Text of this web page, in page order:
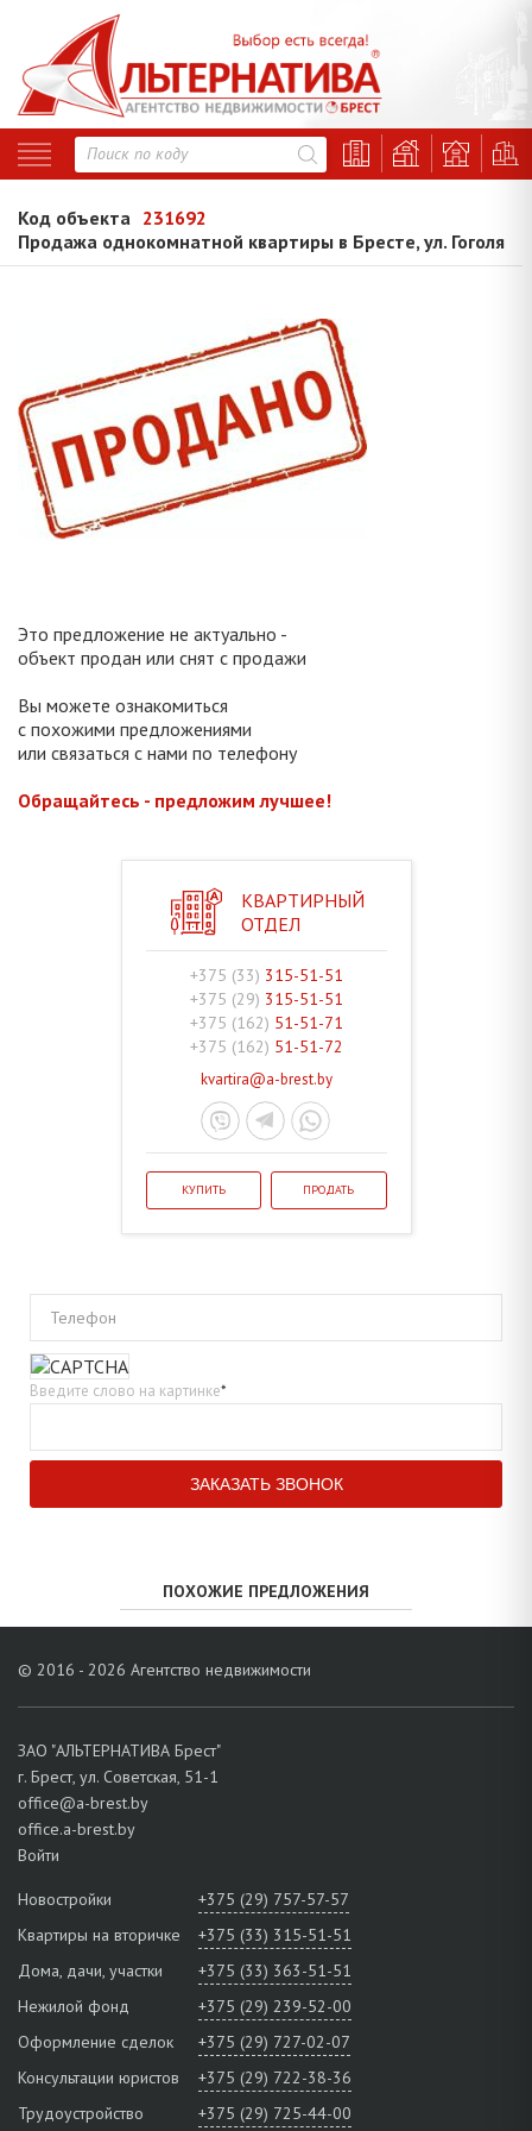
Код объекта 231692
Продажа однокомнатной квартиры в Бресте, ул. Гоголя
Это предложение не актуально -
объект продан или снят с продажи
Вы можете ознакомиться
с похожими предложениями
или связаться с нами по телефону
Обращайтесь - предложим лучшее!
КВАРТИРНЫЙ
ОТДЕЛ
+375 (33) 315-51-51
+375 (29) 315-51-51
+375 (162) 51-51-71
+375 (162) 51-51-72
kvartira@a-brest.by
КУПИТЬ ПРОДАТЬ
Телефон
Введите слово на картинке*
ПОХОЖИЕ ПРЕДЛОЖЕНИЯ
© 2016 - 2026 Агентство недвижимости
ЗАО "АЛЬТЕРНАТИВА Брест"
г. Брест, ул. Советская, 51-1
office@a-brest.by
office.a-brest.by
Войти
Новостройки
+375 (29) 757-57-57
Квартиры на вторичке
+375 (33) 315-51-51
Дома, дачи, участки
+375 (33) 363-51-51
Нежилой фонд
+375 (29) 239-52-00
Оформление сделок
+375 (29) 727-02-07
Консультации юристов
+375 (29) 722-38-36
Трудоустройство
+375 (29) 725-44-00